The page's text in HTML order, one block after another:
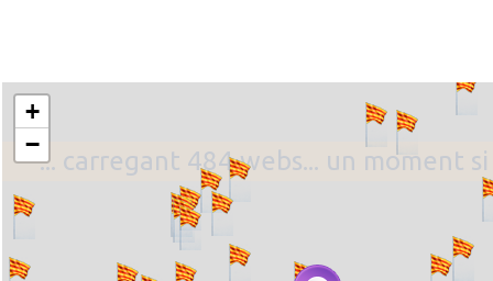
... carregant 484 webs... un moment
+
−